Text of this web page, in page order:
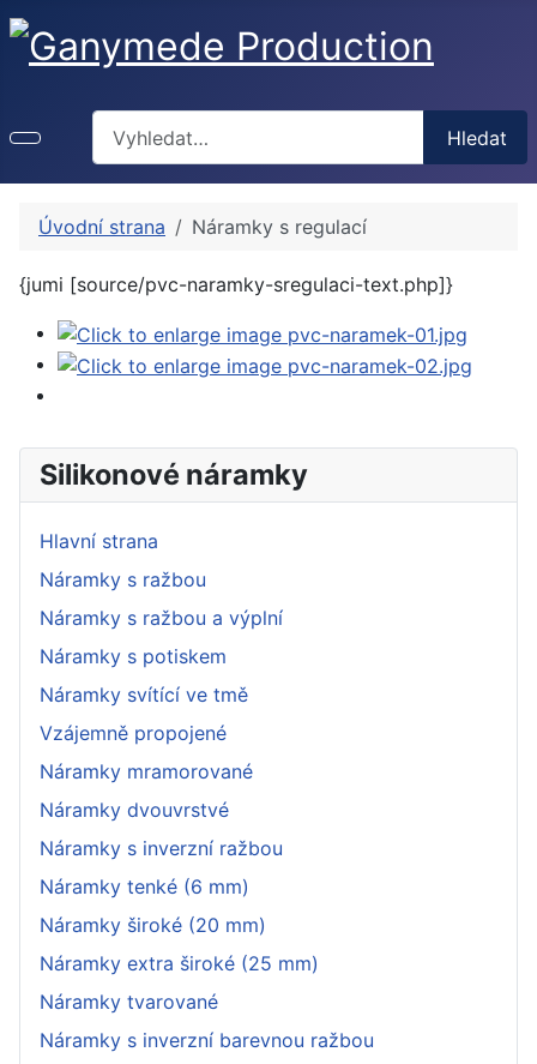
Hledat
Silikonové náramky
Hlavní strana
Náramky s ražbou
Náramky s ražbou a výplní
Náramky s potiskem
Náramky svítící ve tmě
Vzájemně propojené
Náramky mramorované
Náramky dvouvrstvé
Náramky s inverzní ražbou
Náramky tenké (6 mm)
Náramky široké (20 mm)
Náramky extra široké (25 mm)
Náramky tvarované
Náramky s inverzní barevnou ražbou
Úvodní strana Náramky s regulací
{jumi [source/pvc-naramky-sregulaci-text.php]}